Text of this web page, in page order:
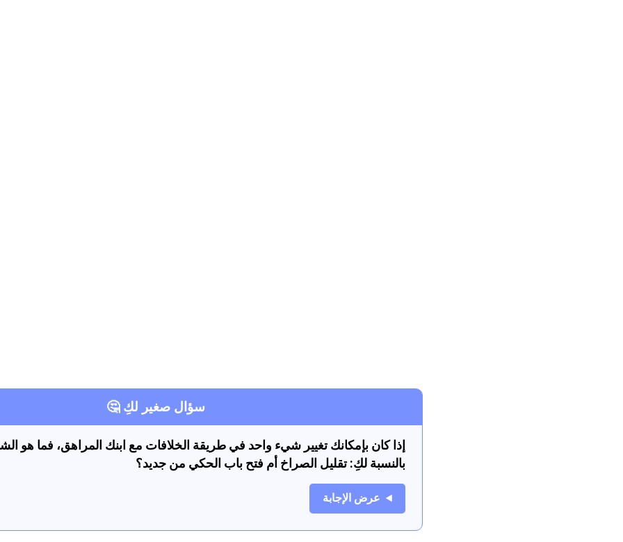
سؤال صغير لكِ 🤔
إذا كان بإمكانك تغيير شيء واحد في طريقة الخلافات مع ابنك المراهق، فما هو
بالنسبة لكِ: تقليل الصراخ أم فتح باب الحكي من جديد؟
عرض الإجابة